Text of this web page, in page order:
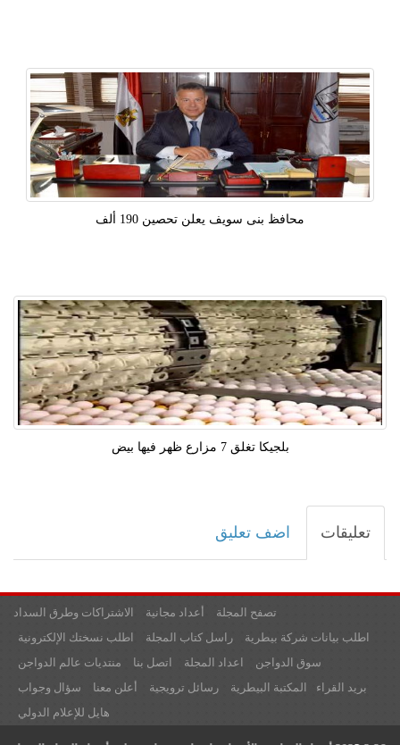
محافظ بنى سويف يعلن تحصين 190 ألف
بلجيكا تغلق 7 مزارع ظهر فيها بيض
تعليقات اضف تعليق
الاشتراكات وطرق السداد أعداد مجانية
تصفح المجلة
اطلب نسختك الإلكترونية
راسل كتاب المجلة
اطلب بيانات شركة بيطرية
منتديات عالم الدواجن
اتصل بنا اعداد المجلة
سوق الدواجن
سؤال وجواب
أعلن معنا رسائل ترويجية المكتبة البيطرية
بريد القراء
هايل للإعلام الدولي